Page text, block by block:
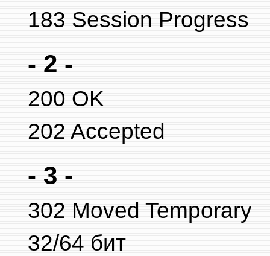
183 Session Progress
- 2 -
200 OK
202 Accepted
- 3 -
302 Moved Temporary
32/64 бит